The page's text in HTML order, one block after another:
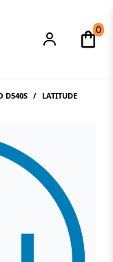
0
D540S / LATITUDE